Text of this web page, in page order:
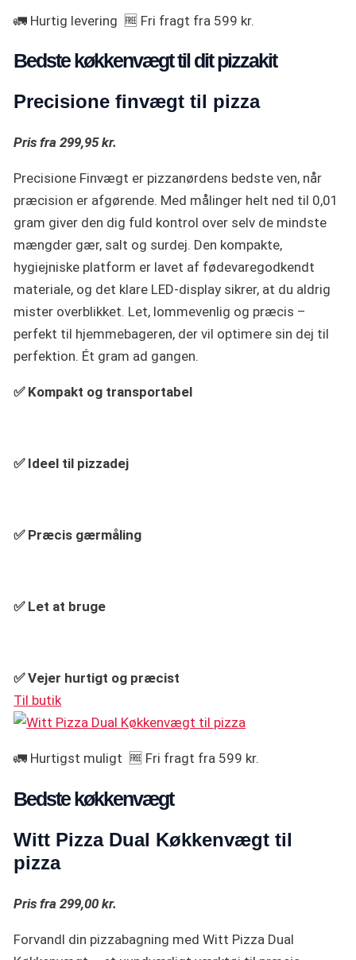
🚛 Hurtig levering 🆓 Fri fragt fra 599 kr.
Bedste køkkenvægt til dit pizzakit
Precisione finvægt til pizza
Pris fra 299,95 kr.
Precisione Finvægt er pizzanørdens bedste ven, når
præcision er afgørende. Med målinger helt ned til 0,01
gram giver den dig fuld kontrol over selv de mindste
mængder gær, salt og surdej. Den kompakte,
hygiejniske platform er lavet af fødevaregodkendt
materiale, og det klare LED-display sikrer, at du aldrig
mister overblikket. Let, lommevenlig og præcis –
perfekt til hjemmebageren, der vil optimere sin dej til
perfektion. Ét gram ad gangen.
✅ Kompakt og transportabel
✅ Ideel til pizzadej
✅ Præcis gærmåling
✅ Let at bruge
✅ Vejer hurtigt og præcist
Til butik
🚛 Hurtigst muligt 🆓 Fri fragt fra 599 kr.
Bedste køkkenvægt
Witt Pizza Dual Køkkenvægt til
pizza
Pris fra 299,00 kr.
Forvandl din pizzabagning med Witt Pizza Dual